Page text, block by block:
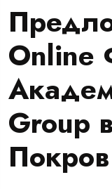
Online
Group
Покров